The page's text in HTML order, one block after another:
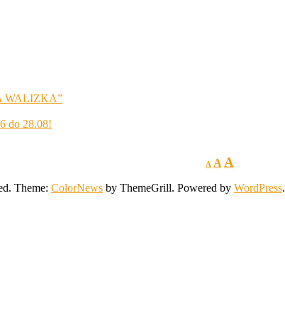
WALIZKA”
do 28.08!
A A A
Theme: ColorNews by ThemeGrill. Powered by WordPress.